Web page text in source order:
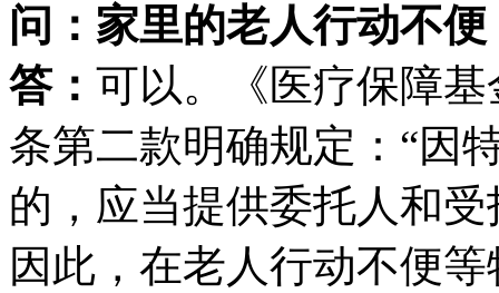
问：家里的老人行动不
答： 可以。《医疗保障
条第二款明确规定：“因
的，应当提供委托人和
因此，在老人行动不便